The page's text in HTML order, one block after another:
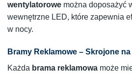
wentylatorowe można doposażyć
wewnętrzne LED, które zapewnia
w nocy.
Bramy Reklamowe – Skrojone
Każda brama reklamowa może